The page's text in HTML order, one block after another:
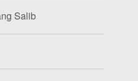
Salib